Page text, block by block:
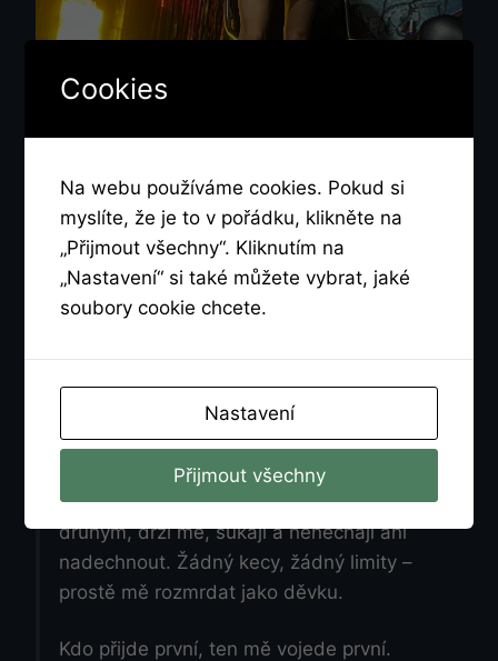
Od 13:30 až do večera budu v klubu
nadržená mladá transka – štíhlá, zvrhlá a
kurevsky připravená na pořádný gangbang.
Chci tvrdý mrdání bez slitování, hluboký
průnik až na doraz, stříkání dovnitř i přes
pusu. Miluju, když mě chlapi berou jeden po
druhým, drží mě, šukají a nenechají ani
nadechnout. Žádný kecy, žádný limity –
prostě mě rozmrdat jako děvku.
Kdo přijde první, ten mě vojede první.
Cookies
Na webu používáme cookies. Pokud si
myslíte, že je to v pořádku, klikněte na
„Přijmout všechny“. Kliknutím na
„Nastavení“ si také můžete vybrat, jaké
soubory cookie chcete.
Nastavení
Přijmout všechny